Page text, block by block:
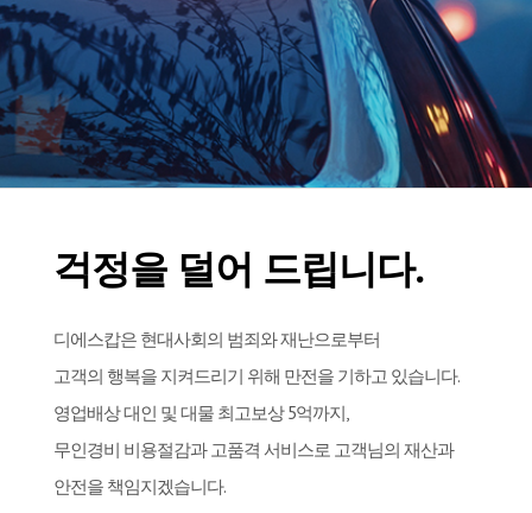
걱정을 덜어 드립니다.
디에스캅은 현대사회의 범죄와 재난으로부터
고객의 행복을 지켜드리기 위해 만전을 기하고 있습니다.
영업배상 대인 및 대물 최고보상 5억까지,
무인경비 비용절감과 고품격 서비스로 고객님의 재산과
안전을 책임지겠습니다.